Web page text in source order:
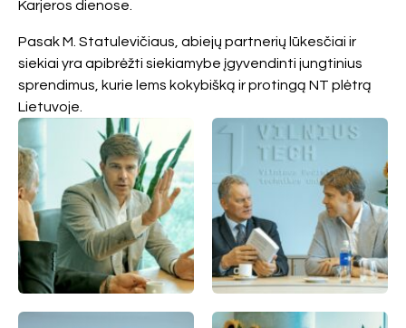
Karjeros dienose.
Pasak M. Statulevičiaus, abiejų partnerių lūkesčiai ir
siekiai yra apibrėžti siekiamybe įgyvendinti jungtinius
sprendimus, kurie lems kokybišką ir protingą NT plėtrą
Lietuvoje.